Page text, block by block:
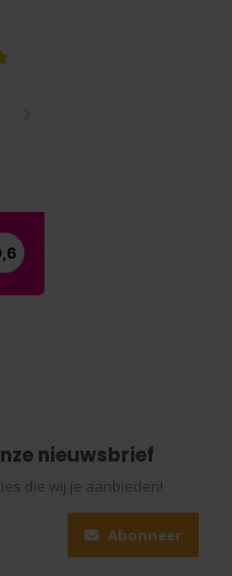
nieuwsbrief
die wij je aanbieden!
Abonneer